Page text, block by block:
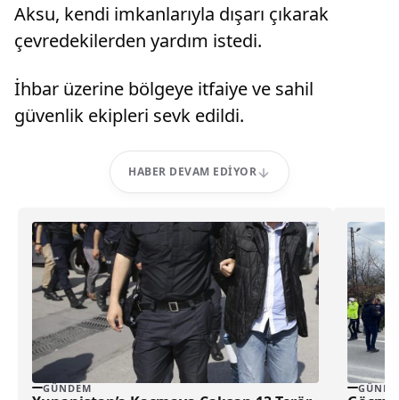
Aksu, kendi imkanlarıyla dışarı çıkarak
çevredekilerden yardım istedi.
İhbar üzerine bölgeye itfaiye ve sahil
güvenlik ekipleri sevk edildi.
HABER DEVAM EDIYOR
GÜNDEM